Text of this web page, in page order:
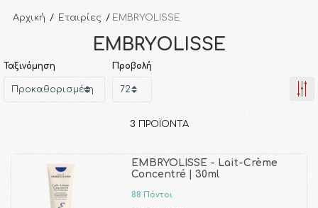
Αρχική / Εταιρίες / EMBRYOLISSE
EMBRYOLISSE
Ταξινόμηση Προβολή
3 ΠΡΟΪΌΝΤΑ
EMBRYOLISSE - Lait-Crème
Concentré | 30ml
88 Πόντοι